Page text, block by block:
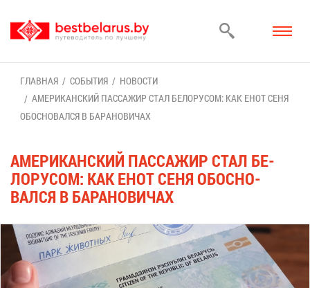
ГЛАВ­НАЯ СО­БЫ­ТИЯ
НО­ВО­СТИ
АМЕ­РИ­КАН­СКИЙ ПАС­СА­ЖИР СТАЛ БЕ­ЛО­РУ­СОМ: КАК ЕНОТ СЕ­НЯ
ОБОС­НО­ВАЛ­СЯ В БА­РА­НО­ВИ­ЧАХ
АМЕ­РИ­КАН­СКИЙ ПАС­СА­ЖИР СТАЛ БЕ­
ЛО­РУ­СОМ: КАК ЕНОТ СЕ­НЯ ОБОС­НО­
ВАЛ­СЯ В БА­РА­НО­ВИ­ЧАХ